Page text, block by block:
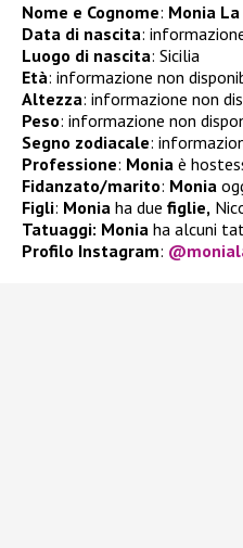
Nome e Cognome: Monia
Data di nascita:
Luogo di nascita: Sicilia
Età: informazione non
Altezza: informazione non
Peso: informazione non
Segno zodiacale:
Professione: Monia è
Fidanzato/marito: Monia
Figli: Monia ha due figlie,
Tatuaggi: Monia ha alcuni
Profilo Instagram: